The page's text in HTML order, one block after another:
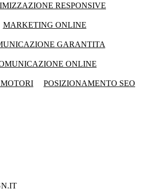
RESPONSIVE
MARKETING ONLINE
GARANTITA
ONLINE
POSIZIONAMENTO SEO